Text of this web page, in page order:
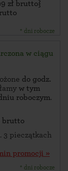
zł brutto}
* dni robocze
w ciągu
do godz.
w tym
roboczym.
brutto
3 pieczątkach
promocji »
* dni robocze